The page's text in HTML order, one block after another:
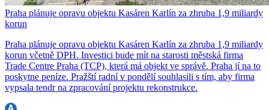
Praha plánuje opravu objektu Kasáren Karlín za zhruba 1,9 miliardy
korun
Praha plánuje opravu objektu Kasáren Karlín za zhruba 1,9 miliardy
korun včetně DPH. Investici bude mít na starosti městská firma
Trade Centre Praha (TCP), která má objekt ve správě. Praha jí na to
poskytne peníze. Pražští radní v pondělí souhlasili s tím, aby firma
vypsala tendr na zpracování projektu rekonstrukce.